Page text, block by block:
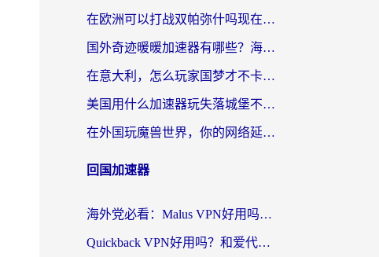
在欧洲可以打战双帕弥什吗现在？跨越延迟墙的实战指南
国外奇迹暖暖加速器有哪些？海外党国服游戏畅玩终极指南（附亲测推荐）
在意大利，怎么玩家国梦才不卡？这份终极加速指南请收好
美国用什么加速器玩失落城堡不卡？海外党亲测有效的国服游戏加速指南
在外国玩魔兽世界，你的网络延迟是最大的敌人
回国加速器
海外党必看：Malus VPN好用吗？和迅猛兔VPN对比哪个回国效果更好？附真实体验与避坑指南
Quickback VPN好用吗？和爱代理VPN对比哪个回国效果更好？